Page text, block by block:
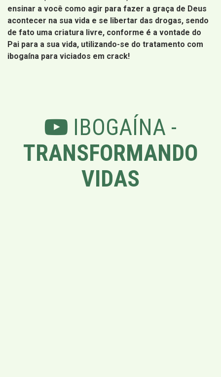
ensinar a você como agir para fazer a graça de Deus
acontecer na sua vida e se libertar das drogas, sendo
de fato uma criatura livre, conforme é a vontade do
Pai para a sua vida, utilizando-se do tratamento com
ibogaína para viciados em crack!
IBOGAÍNA -
TRANSFORMANDO
VIDAS